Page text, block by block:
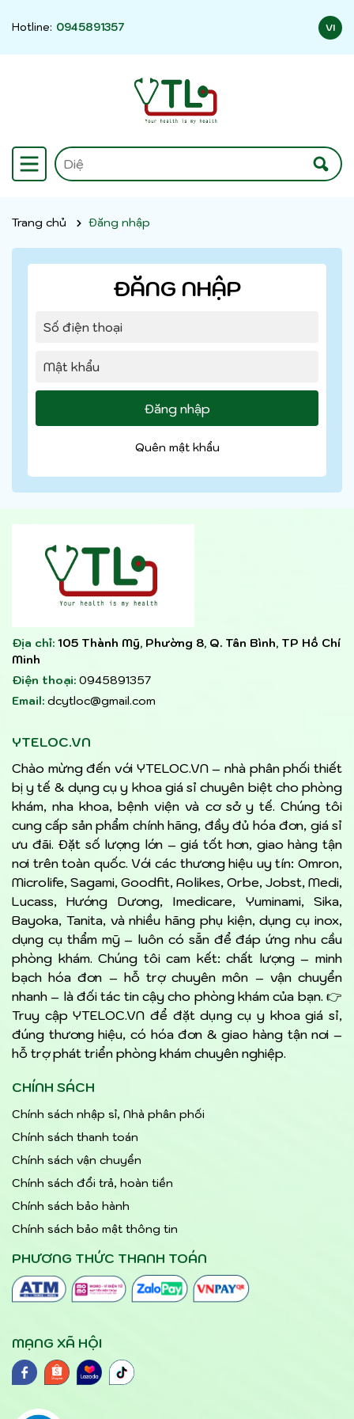
Hotline: 0945891357 VI
Trang chủ Đăng nhập
ĐĂNG NHẬP
Quên mật khẩu
Địa chỉ: 105 Thành Mỹ, Phường 8, Q. Tân Bình, TP Hồ Chí
Minh
Điện thoại: 0945891357
Email: dcytloc@gmail.com
YTELOC.VN
Chào mừng đến với YTELOC.VN – nhà phân phối thiết
bị y tế & dụng cụ y khoa giá sỉ chuyên biệt cho phòng
khám, nha khoa, bệnh viện và cơ sở y tế. Chúng tôi
cung cấp sản phẩm chính hãng, đầy đủ hóa đơn, giá sỉ
ưu đãi. Đặt số lượng lớn – giá tốt hơn, giao hàng tận
nơi trên toàn quốc. Với các thương hiệu uy tín: Omron,
Microlife, Sagami, Goodfit, Aolikes, Orbe, Jobst, Medi,
Lucass, Hướng Dương, Imedicare, Yuminami, Sika,
Bayoka, Tanita, và nhiều hãng phụ kiện, dụng cụ inox,
dụng cụ thẩm mỹ – luôn có sẵn để đáp ứng nhu cầu
phòng khám. Chúng tôi cam kết: chất lượng – minh
bạch hóa đơn – hỗ trợ chuyên môn – vận chuyển
nhanh – là đối tác tin cậy cho phòng khám của bạn. 👉
Truy cập YTELOC.VN để đặt dụng cụ y khoa giá sỉ,
đúng thương hiệu, có hóa đơn & giao hàng tận nơi –
hỗ trợ phát triển phòng khám chuyên nghiệp.
CHÍNH SÁCH
Chính sách nhập sỉ, Nhà phân phối
Chính sách thanh toán
Chính sách vận chuyển
Chính sách đổi trả, hoàn tiền
Chính sách bảo hành
Chính sách bảo mật thông tin
PHƯƠNG THỨC THANH TOÁN
MẠNG XÃ HỘI